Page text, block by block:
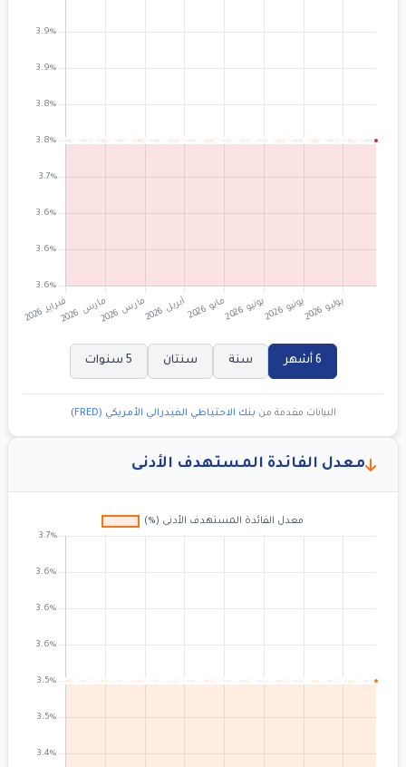
6 أشهر سنة سنتان 5 سنوات
البيانات مقدمة من بنك الاحتياطي الفيدرالي الأمريكي (FRED)
معدل الفائدة المستهدف الأدنى